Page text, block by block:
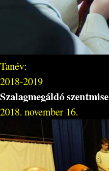
Tanév:
2018-2019
Szalagmegáldó szentmise
2018. november 16.